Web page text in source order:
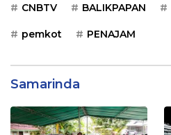
CNBTV BALIKPAPAN
pemkot PENAJAM
Samarinda